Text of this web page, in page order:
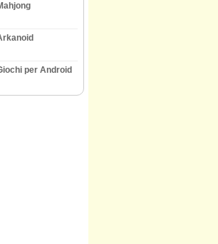
per Android